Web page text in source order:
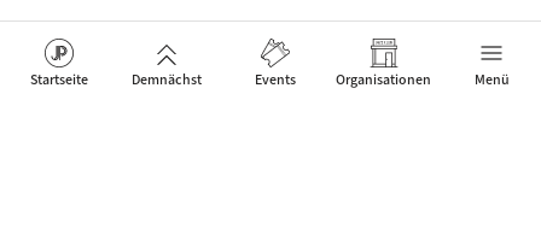
Startseite Demnächst Events Organisationen Menü